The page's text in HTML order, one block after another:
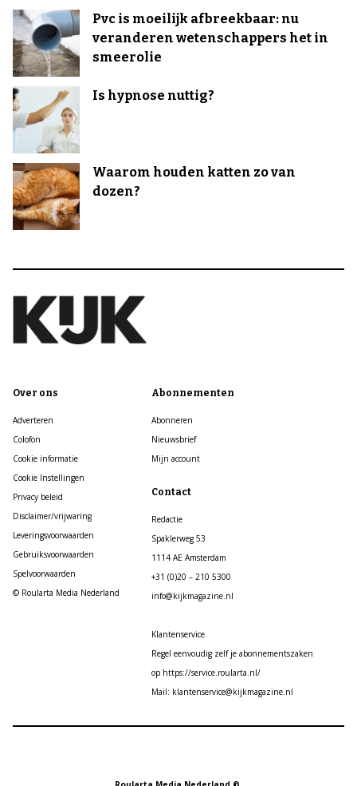
Pvc is moeilijk afbreekbaar: nu
veranderen wetenschappers het in
smeerolie
Is hypnose nuttig?
Waarom houden katten zo van
dozen?
Over ons
Adverteren
Colofon
Cookie informatie
Cookie Instellingen
Privacy beleid
Disclaimer/vrijwaring
Leveringsvoorwaarden
Gebruiksvoorwaarden
Spelvoorwaarden
© Roularta Media Nederland
Abonnementen
Abonneren
Nieuwsbrief
Mijn account
Contact
Redactie
Spaklerweg 53
1114 AE Amsterdam
+31 (0)20 – 210 5300
info@kijkmagazine.nl
Klantenservice
Regel eenvoudig zelf je abonnementszaken
op https://service.roularta.nl/
Mail: klantenservice@kijkmagazine.nl